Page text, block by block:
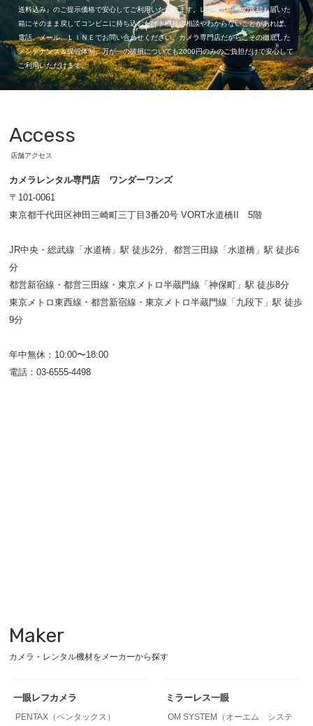
送料込み』のご提示価格で安心してご利用いただけます。レンタル商品の返却も届いた
箱にそのまま戻してコンビニに持ち込むだけ！機種の相談やわからないことがあれば、
電話、メール、ＬＩＮＥでお問い合わせください。カメラ専門店だからこその徹底した
メンテナンス＆保管体制。万が一の破損についても2000円のみのご負担だけで安心して
ご利用いただけます。
Access
店舗アクセス
カメラレンタル専門店 ワンダーワンズ
〒101-0061
東京都千代田区神田三崎町三丁目3番20号 VORT水道橋II 5階
JR中央・総武線「水道橋」駅 徒歩2分、都営三田線「水道橋」駅 徒歩6
分
都営新宿線・都営三田線・東京メトロ半蔵門線「神保町」駅 徒歩8分
東京メトロ東西線・都営新宿線・東京メトロ半蔵門線「九段下」駅 徒歩
9分
年中無休：10:00〜18:00
電話：03-6555-4498
Maker
カメラ・レンタル機材をメーカーから探す
一眼レフカメラ
PENTAX（ペンタックス）
ミラーレス一眼
OM SYSTEM（オーエム システ